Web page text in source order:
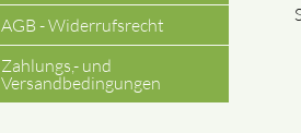
AGB - Widerrufsrecht
Zahlungs,- und
Versandbedingungen